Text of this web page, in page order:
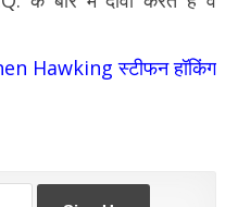
Hawking स्टीफन हॉकिंग